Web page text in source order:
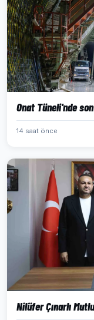
Onat Tüneli'nde
14 saat önce
Nilüfer Çınarlı